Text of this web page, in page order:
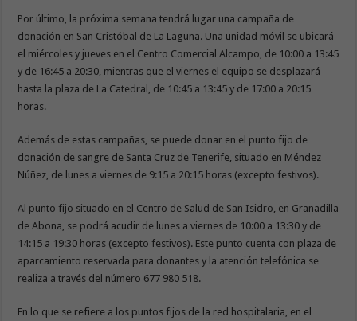
Por último, la próxima semana tendrá lugar una campaña de
donación en San Cristóbal de La Laguna. Una unidad móvil se ubicará
el miércoles y jueves en el Centro Comercial Alcampo, de 10:00 a 13:45
y de 16:45 a 20:30, mientras que el viernes el equipo se desplazará
hasta la plaza de La Catedral, de 10:45 a 13:45 y de 17:00 a 20:15
horas.
Además de estas campañas, se puede donar en el punto fijo de
donación de sangre de Santa Cruz de Tenerife, situado en Méndez
Núñez, de lunes a viernes de 9:15 a 20:15 horas (excepto festivos).
Al punto fijo situado en el Centro de Salud de San Isidro, en Granadilla
de Abona, se podrá acudir de lunes a viernes de 10:00 a 13:30 y de
14:15 a 19:30 horas (excepto festivos). Este punto cuenta con plaza de
aparcamiento reservada para donantes y la atención telefónica se
realiza a través del número 677 980 518.
En lo que se refiere a los puntos fijos de la red hospitalaria, en el